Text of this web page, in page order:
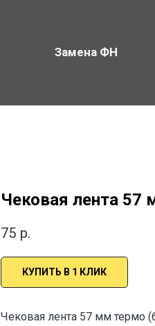
Замена ФН
Чековая лента 57
75 р.
КУПИТЬ В 1 КЛИК
Чековая лента 57 мм термо